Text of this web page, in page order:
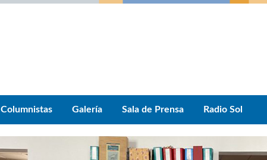
Columnistas Galería Sala de Prensa Radio Sol